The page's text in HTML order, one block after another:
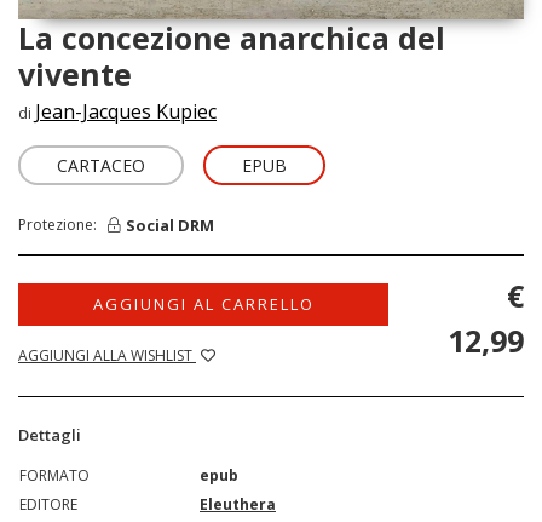
La concezione anarchica del
vivente
di Jean-Jacques Kupiec
CARTACEO EPUB
Protezione: Social DRM
AGGIUNGI AL CARRELLO
AGGIUNGI ALLA WISHLIST
€
12,99
Dettagli
FORMATO
epub
EDITORE
Eleuthera